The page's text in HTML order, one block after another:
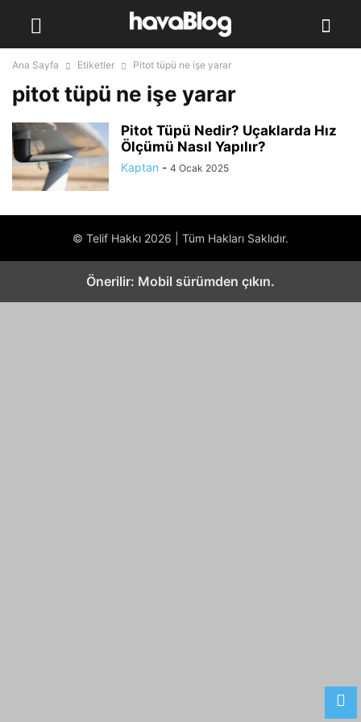
Ana Sayfa Etiketler Pitot tüpü ne işe yarar
pitot tüpü ne işe yarar
Pitot Tüpü Nedir? Uçaklarda Hız
Ölçümü Nasıl Yapılır?
Kaptan - 4 Ocak 2025
© Telif Hakkı 2026 | Tüm Hakları Saklıdır.
Önerilir: Mobil sürümden çıkın.